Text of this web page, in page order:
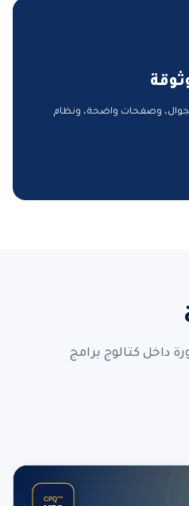
وصفحات واضحة، ونظام
داخل كتالوج برامج